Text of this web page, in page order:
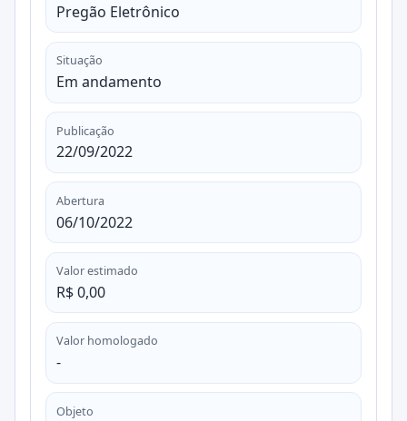
Pregão Eletrônico
Situação
Em andamento
Publicação
22/09/2022
Abertura
06/10/2022
Valor estimado
R$ 0,00
Valor homologado
-
Objeto